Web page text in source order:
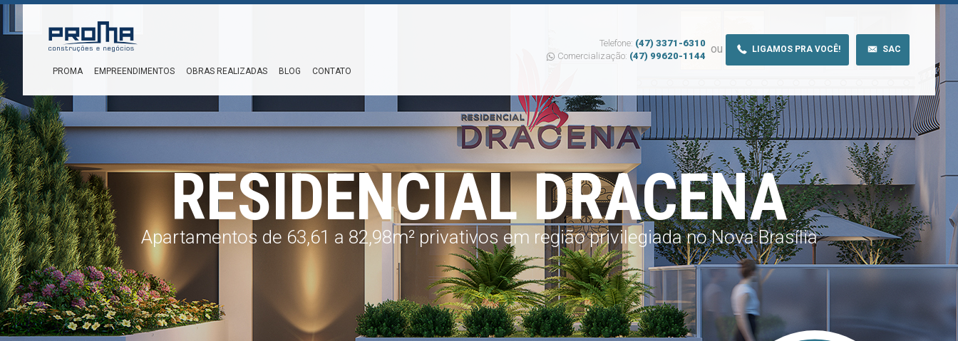
Telefone: (47) 3371-6310
Comercialização: (47) 99620-1144
ou LIGAMOS PRA VOCÊ! SAC
PROMA EMPREENDIMENTOS OBRAS REALIZADAS BLOG CONTATO
RESIDENCIAL DRACENA
Apartamentos de 63,61 a 82,98m² privativos em região privilegiada no Nova Brasília